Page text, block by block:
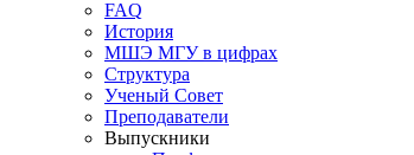
FAQ
История
МШЭ МГУ в цифрах
Структура
Ученый Совет
Преподаватели
Выпускники